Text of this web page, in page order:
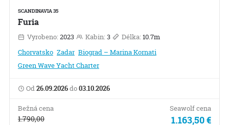
SCANDINAVIA 35
Furia
Vyrobeno: 2023 Kabin: 3 Délka: 10.7m
Chorvatsko Zadar Biograd – Marina Kornati
Green Wave Yacht Charter
Od26.09.2026do03.10.2026
Bežná cena
1.790,00
Seawolf cena
1.163,50 €